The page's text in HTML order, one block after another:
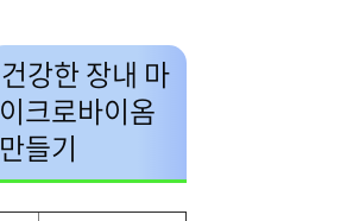
건강한 장내 마
이크로바이옴
만들기